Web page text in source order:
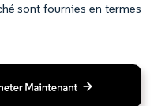
sont fournies en termes